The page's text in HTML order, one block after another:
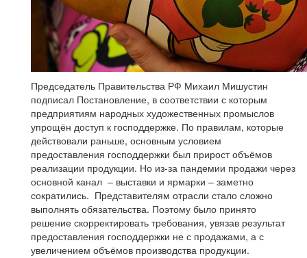
Председатель Правительства РФ Михаил Мишустин
подписал Постановление, в соответствии с которым
предприятиям народных художественных промыслов
упрощён доступ к господдержке. По правилам, которые
действовали раньше, основным условием
предоставления господдержки был прирост объёмов
реализации продукции. Но из-за пандемии продажи через
основной канал – выставки и ярмарки – заметно
сократились. Представителям отрасли стало сложно
выполнять обязательства. Поэтому было принято
решение скорректировать требования, увязав результат
предоставления господдержки не с продажами, а с
увеличением объёмов производства продукции.